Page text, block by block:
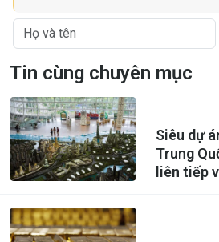
Tin cùng chuyên mục
Siêu dự
Trung
liên tiếp